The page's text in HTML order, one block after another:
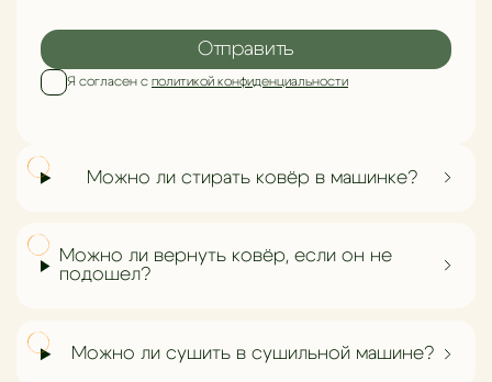
Я согласен с политикой конфиденциальности
Отправить
Можно ли стирать ковёр в машинке?
Можно ли вернуть ковёр, если он не
подошел?
Можно ли сушить в сушильной машине?